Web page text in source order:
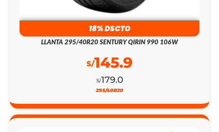
18% DSCTO
LLANTA 295/40R20 SENTURY QIRIN 990 106W
S/179.0
S/145.9
295/40R20